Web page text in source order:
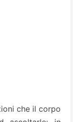
che il corpo